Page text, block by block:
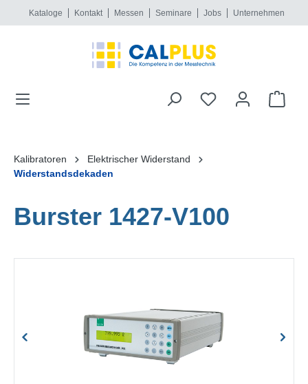
springen
Kataloge Kontakt Messen Seminare Jobs Unternehmen
Kalibratoren
Elektrischer Widerstand
Widerstandsdekaden
Burster 1427-V100